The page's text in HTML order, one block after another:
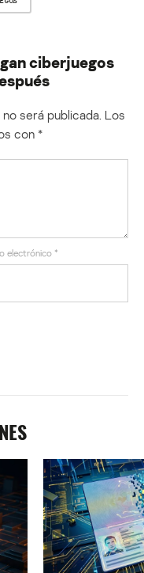
ciberjuegos
será publicada. Los
con *
electrónico *